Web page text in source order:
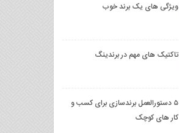
ویژگی های یک برند خوب
تاکتیک های مهم در برندینگ
۵ دستورالعمل برندسازی برای کسب و
کار های کوچک